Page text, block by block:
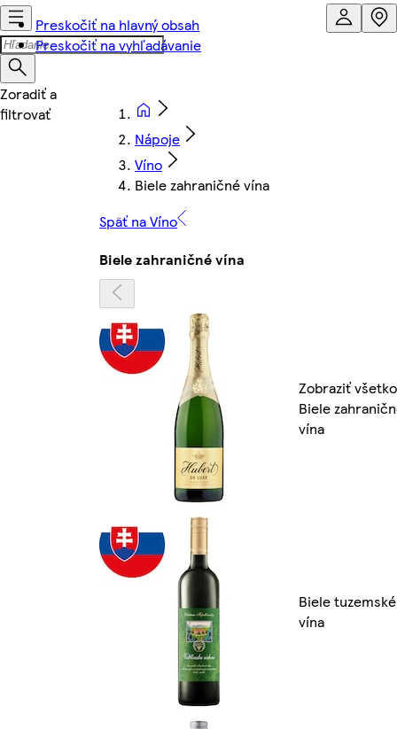
Preskočiť na hlavný obsah
Preskočiť na vyhľadávanie
Nápoje
Víno
Biele zahraničné vína
Späť na Víno
Biele zahraničné vína
Zobraziť
Biele
vína
Biele tuzemské
vína